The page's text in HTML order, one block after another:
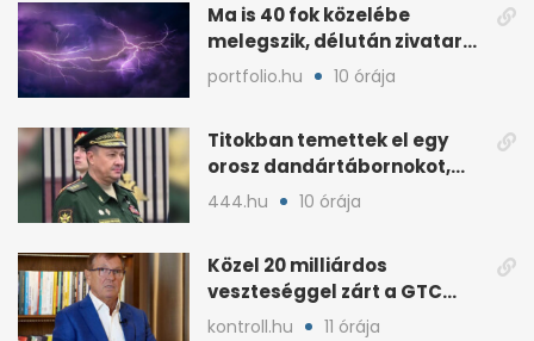
Ma is 40 fok közelébe
melegszik, délután zivatar
és viharos szél jöhet
portfolio.hu 10 órája
Titokban temettek el egy
orosz dandártábornokot,
Csajko barátját
444.hu 10 órája
Közel 20 milliárdos
veszteséggel zárt a GTC
Origine a 2025-ös évben
kontroll.hu 11 órája